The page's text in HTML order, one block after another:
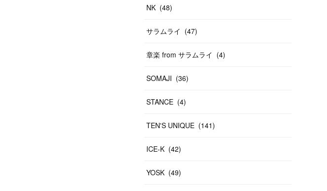
NK (48)
サラムライ (47)
章楽 from サラムライ (4)
SOMAJI (36)
STANCE (4)
TEN'S UNIQUE (141)
ICE-K (42)
YOSK (49)